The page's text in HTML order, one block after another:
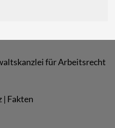
für Arbeitsrecht
| Fakten